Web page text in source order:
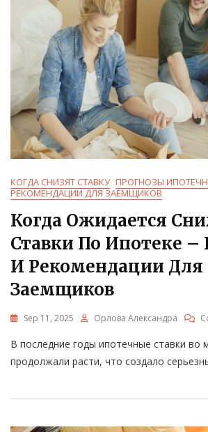
КОГДА СНИЗЯТ СТАВКУ ПРОГНОЗЫ
РЕКОМЕНДАЦИИ ДЛЯ ЗАЕМЩИКОВ
Когда Ожидается
Ставки По Ипотеке –
И Рекомендации Для
Заемщиков
Sep 11, 2025 Орлова Александра
В последние годы ипотечные ставки во
продолжали расти, что создало